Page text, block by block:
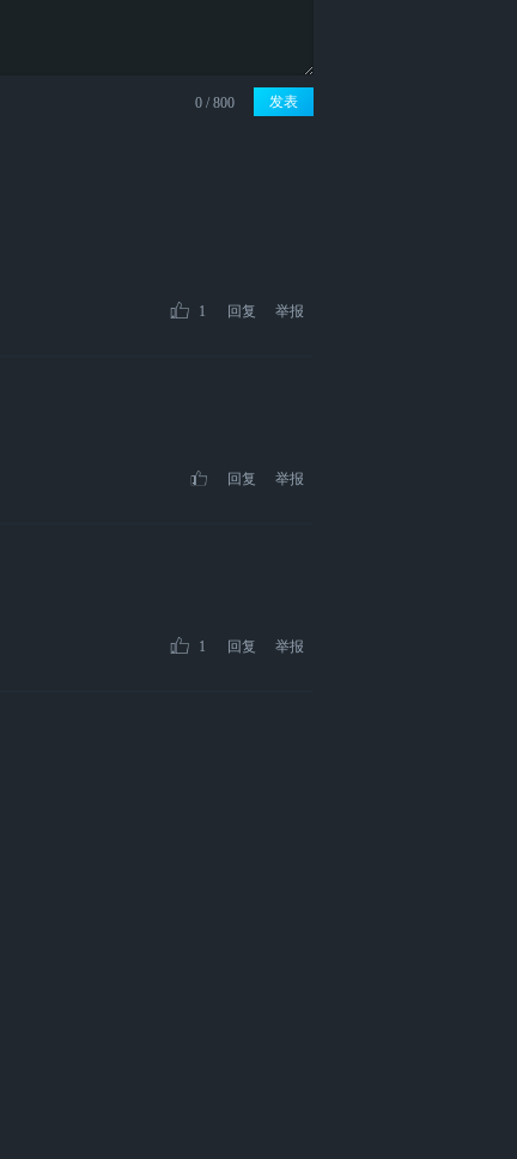
发表
1 回复 举报
回复 举报
1 回复 举报